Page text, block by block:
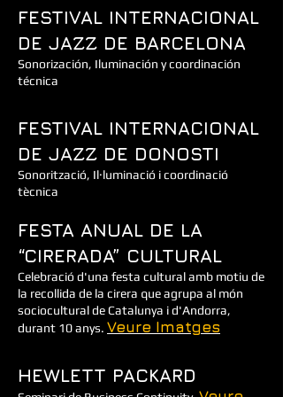
FESTIVAL INTERNACIONAL
DE JAZZ DE BARCELONA
Sonorización, Iluminación y coordinación
técnica
FESTIVAL INTERNACIONAL
DE JAZZ DE DONOSTI
Sonorització, Il·luminació i coordinació
tècnica
FESTA ANUAL DE LA
“CIRERADA” CULTURAL
Celebració d'una festa cultural amb motiu de
la recollida de la cirera que agrupa al món
sociocultural de Catalunya i d'Andorra,
durant 10 anys. Veure Imatges
HEWLETT PACKARD